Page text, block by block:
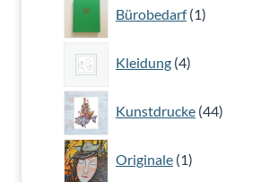
Bürobedarf 1
1
Produkt
Kleidung 4
4
Produkte
Kunstdrucke 44
44
Produkte
Originale 1
1
Produkt